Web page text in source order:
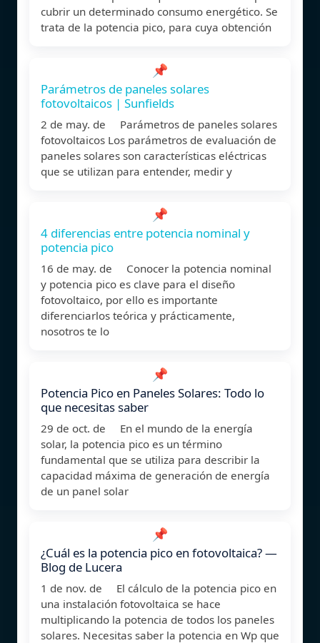
cubrir un determinado consumo energético. Se
trata de la potencia pico, para cuya obtención
📌
Parámetros de paneles solares
fotovoltaicos | Sunfields
2 de may. de Parámetros de paneles solares
fotovoltaicos Los parámetros de evaluación de
paneles solares son características eléctricas
que se utilizan para entender, medir y
📌
4 diferencias entre potencia nominal y
potencia pico
16 de may. de Conocer la potencia nominal
y potencia pico es clave para el diseño
fotovoltaico, por ello es importante
diferenciarlos teórica y prácticamente,
nosotros te lo
📌
Potencia Pico en Paneles Solares: Todo lo
que necesitas saber
29 de oct. de En el mundo de la energía
solar, la potencia pico es un término
fundamental que se utiliza para describir la
capacidad máxima de generación de energía
de un panel solar
📌
¿Cuál es la potencia pico en fotovoltaica? —
Blog de Lucera
1 de nov. de El cálculo de la potencia pico en
una instalación fotovoltaica se hace
multiplicando la potencia de todos los paneles
solares. Necesitas saber la potencia en Wp que